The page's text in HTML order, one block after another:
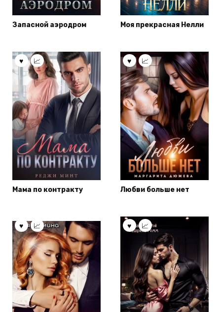
Запасной аэродром Моя прекрасная Нелли
Мама по контракту Любви больше нет